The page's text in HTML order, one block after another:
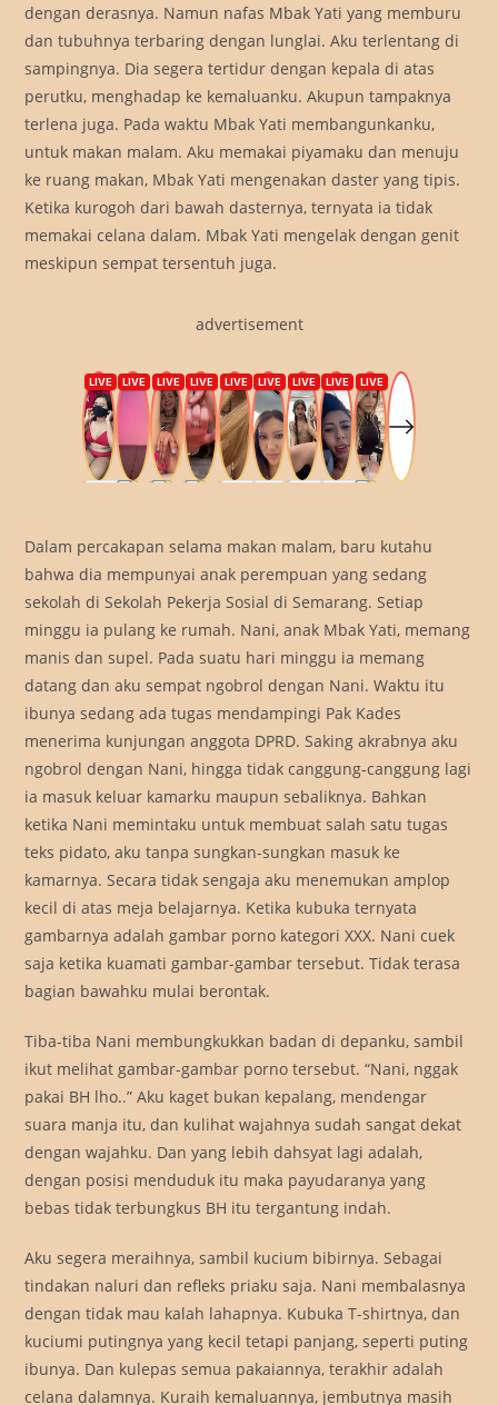
dengan derasnya. Namun nafas Mbak Yati yang memburu
dan tubuhnya terbaring dengan lunglai. Aku terlentang di
sampingnya. Dia segera tertidur dengan kepala di atas
perutku, menghadap ke kemaluanku. Akupun tampaknya
terlena juga. Pada waktu Mbak Yati membangunkanku,
untuk makan malam. Aku memakai piyamaku dan menuju
ke ruang makan, Mbak Yati mengenakan daster yang tipis.
Ketika kurogoh dari bawah dasternya, ternyata ia tidak
memakai celana dalam. Mbak Yati mengelak dengan genit
meskipun sempat tersentuh juga.
advertisement
Dalam percakapan selama makan malam, baru kutahu
bahwa dia mempunyai anak perempuan yang sedang
sekolah di Sekolah Pekerja Sosial di Semarang. Setiap
minggu ia pulang ke rumah. Nani, anak Mbak Yati, memang
manis dan supel. Pada suatu hari minggu ia memang
datang dan aku sempat ngobrol dengan Nani. Waktu itu
ibunya sedang ada tugas mendampingi Pak Kades
menerima kunjungan anggota DPRD. Saking akrabnya aku
ngobrol dengan Nani, hingga tidak canggung-canggung lagi
ia masuk keluar kamarku maupun sebaliknya. Bahkan
ketika Nani memintaku untuk membuat salah satu tugas
teks pidato, aku tanpa sungkan-sungkan masuk ke
kamarnya. Secara tidak sengaja aku menemukan amplop
kecil di atas meja belajarnya. Ketika kubuka ternyata
gambarnya adalah gambar porno kategori XXX. Nani cuek
saja ketika kuamati gambar-gambar tersebut. Tidak terasa
bagian bawahku mulai berontak.
Tiba-tiba Nani membungkukkan badan di depanku, sambil
ikut melihat gambar-gambar porno tersebut. “Nani, nggak
pakai BH lho..” Aku kaget bukan kepalang, mendengar
suara manja itu, dan kulihat wajahnya sudah sangat dekat
dengan wajahku. Dan yang lebih dahsyat lagi adalah,
dengan posisi menduduk itu maka payudaranya yang
bebas tidak terbungkus BH itu tergantung indah.
Aku segera meraihnya, sambil kucium bibirnya. Sebagai
tindakan naluri dan refleks priaku saja. Nani membalasnya
dengan tidak mau kalah lahapnya. Kubuka T-shirtnya, dan
kuciumi putingnya yang kecil tetapi panjang, seperti puting
ibunya. Dan kulepas semua pakaiannya, terakhir adalah
celana dalamnya. Kuraih kemaluannya, jembutnya masih